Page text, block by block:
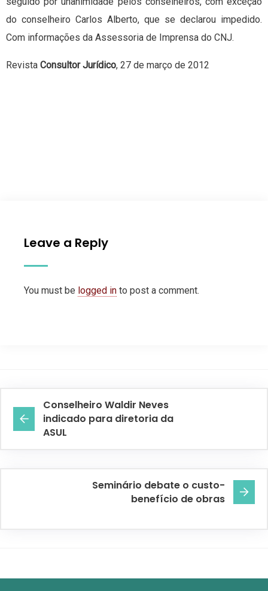
do conselheiro Carlos Alberto, que se declarou impedido.
Com informações da Assessoria de Imprensa do CNJ.
Revista Consultor Jurídico, 27 de março de 2012
Leave a Reply
You must be logged in to post a comment.
Conselheiro Waldir Neves
indicado para diretoria da
ASUL
Seminário debate o custo-
benefício de obras